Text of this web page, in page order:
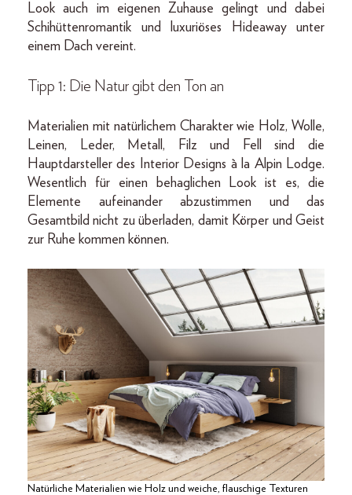
Look auch im eigenen Zuhause gelingt und dabei
Schihüttenromantik und luxuriöses Hideaway unter
einem Dach vereint.
Tipp 1: Die Natur gibt den Ton an
Materialien mit natürlichem Charakter wie Holz, Wolle,
Leinen, Leder, Metall, Filz und Fell sind die
Hauptdarsteller des Interior Designs à la Alpin Lodge.
Wesentlich für einen behaglichen Look ist es, die
Elemente aufeinander abzustimmen und das
Gesamtbild nicht zu überladen, damit Körper und Geist
zur Ruhe kommen können.
Natürliche Materialien wie Holz und weiche, flauschige Texturen